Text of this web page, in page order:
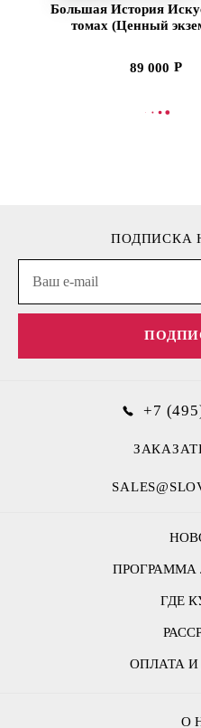
Большая История
томах (Ценный
89 000
В КОРЗИНУ
ПРОГРАММА
ГДЕ
ОПЛАТА
ПОДПИСКА
О
+7